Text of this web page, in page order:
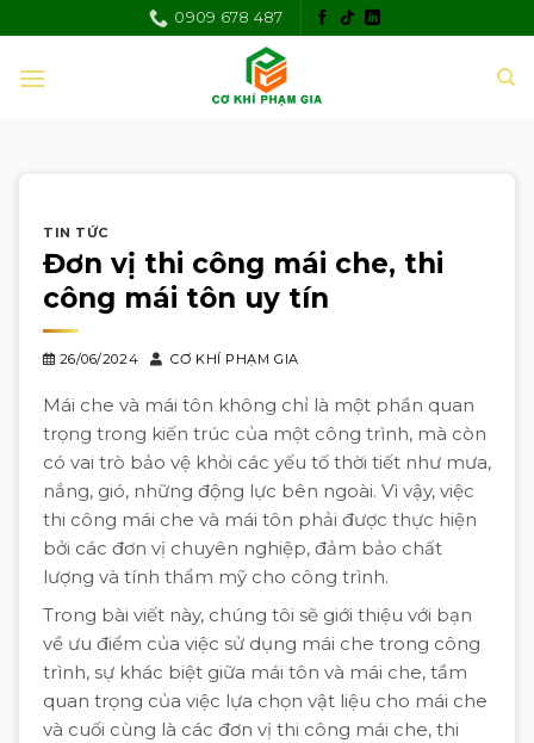
content
0909 678 487
TIN TỨC
Đơn vị thi công mái che, thi
công mái tôn uy tín
26/06/2024 CƠ KHÍ PHẠM GIA
Mái che và mái tôn không chỉ là một phần quan
trọng trong kiến trúc của một công trình, mà còn
có vai trò bảo vệ khỏi các yếu tố thời tiết như mưa,
nắng, gió, những động lực bên ngoài. Vì vậy, việc
thi công mái che và mái tôn phải được thực hiện
bởi các đơn vị chuyên nghiệp, đảm bảo chất
lượng và tính thẩm mỹ cho công trình.
Trong bài viết này, chúng tôi sẽ giới thiệu với bạn
về ưu điểm của việc sử dụng mái che trong công
trình, sự khác biệt giữa mái tôn và mái che, tầm
quan trọng của việc lựa chọn vật liệu cho mái che
và cuối cùng là các đơn vị thi công mái che, thi